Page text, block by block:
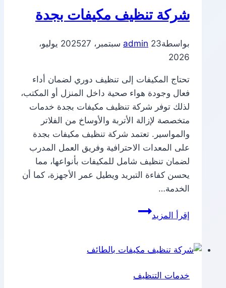
شركة تنظيف مكيفات بجدة
بواسطة admin 23 سبتمبر، 2025
27 يوليو،
2026
تحتاج المكيفات إلى تنظيف دوري لضمان أداء
فعال وجودة هواء صحية داخل المنزل أو المكتب،
لذلك توفر شركة تنظيف مكيفات بجدة خدمات
متخصصة لإزالة الأتربة والأوساخ من الفلاتر
والمواسير. تعتمد شركة تنظيف مكيفات بجدة
على المعدات الاحترافية وفريق العمل المدرب
لضمان تنظيف شامل للمكيفات بأنواعها، مما
يحسن كفاءة التبريد ويطيل عمر الأجهزة، كما أن
الخدمة…
إقرأ المزيدشركة
بجدة
خدمات التنظيف